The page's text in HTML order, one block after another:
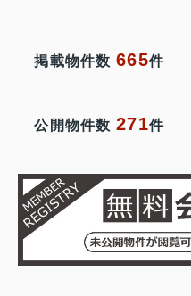
掲載物件数665件
公開物件数271件